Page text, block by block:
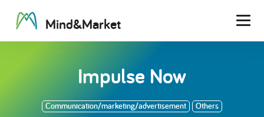
Mind&Market
Impulse Now
Communication/marketing/advertisement Others